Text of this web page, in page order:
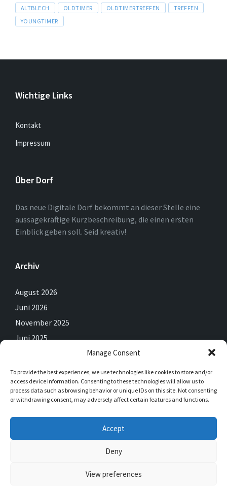
Manage Consent
To provide the best experiences, we use technologies like cookies to store and/or
access device information. Consenting to these technologies will allow us to
process data such as browsing behavior or unique IDs on this site. Not consenting
or withdrawing consent, may adversely affect certain features and functions.
Accept
Deny
View preferences
Tags
ALTBLECH OLDTIMER OLDTIMERTREFFEN
TREFFEN
YOUNGTIMER
Wichtige Links
Kontakt
Impressum
Über Dorf
Das neue Digitale Dorf bekommt an dieser Stelle eine
aussagekräftige Kurzbeschreibung, die einen ersten
Einblick geben soll. Seid kreativ!
Archiv
August 2026
Juni 2026
November 2025
Juni 2025
April 2025
Februar 2025
Dezember 2024